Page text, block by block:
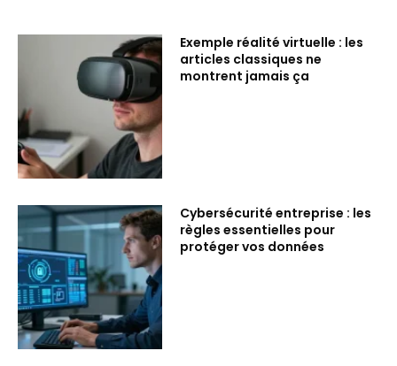
Exemple réalité virtuelle : les
articles classiques ne
montrent jamais ça
Cybersécurité entreprise : les
règles essentielles pour
protéger vos données